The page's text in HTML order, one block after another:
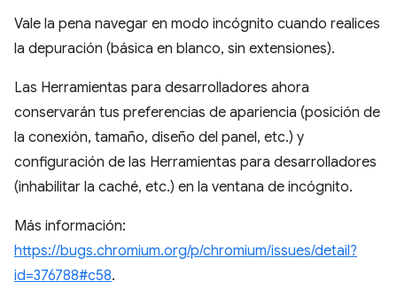
Vale la pena navegar en modo incógnito cuando realices
la depuración (básica en blanco, sin extensiones).
Las Herramientas para desarrolladores ahora
conservarán tus preferencias de apariencia (posición de
la conexión, tamaño, diseño del panel, etc.) y
configuración de las Herramientas para desarrolladores
(inhabilitar la caché, etc.) en la ventana de incógnito.
Más información:
https://bugs.chromium.org/p/chromium/issues/detail?
id=376788#c58.